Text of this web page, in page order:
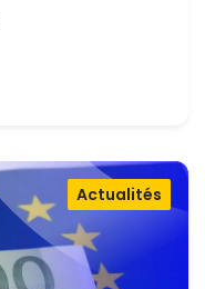
Actualités